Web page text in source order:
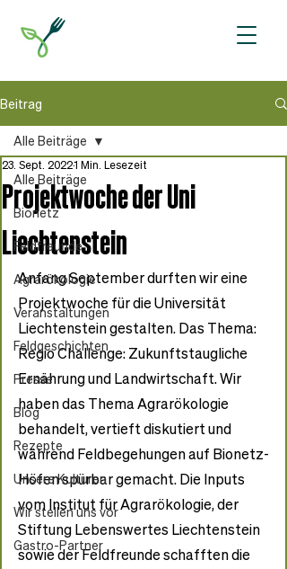
Beitrag
Alle Beiträge
Bionetz
Feldfreunde
Agrarökologie
Veranstaltungen
Feldgeschichten
Presse
Blog
Rezepte
Unsere Kulturen
Wir stellen uns vor
Gastro-Partner
Alle Beiträge
Projektwoche der Uni
Liechtenstein
23. Sept. 20221 Min. Lesezeit
Anfang September durften wir eine
Projektwoche für die Universität
Liechtenstein gestalten. Das Thema:
Regio Challenge: Zukunftstaugliche
Ernährung und Landwirtschaft. Wir
haben das Thema Agrarökologie
behandelt, vertieft diskutiert und
während Feldbegehungen auf Bionetz-
Höfen spürbar gemacht. Die Inputs
vom Institut für Agrarökologie, der
Stiftung Lebenswertes Liechtenstein
sowie der Feldfreunde schafften die